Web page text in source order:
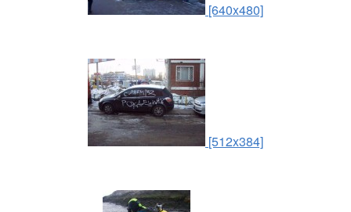
[640x480]
[512x384]